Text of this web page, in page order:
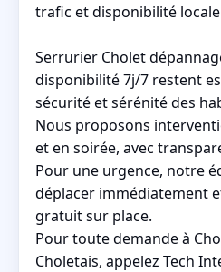
trafic et disponibilité
Serrurier Cholet
disponibilité 7j/7 restent
sécurité et sérénité des
Nous proposons
et en soirée, avec
Pour une urgence, notre
déplacer immédiatement
gratuit sur place.
Pour toute demande à
Choletais, appelez Tech